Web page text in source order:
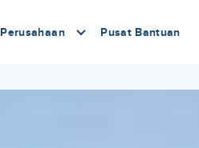
Perusahaan Pusat Bantuan